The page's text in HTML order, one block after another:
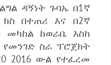
ዳኝነት ጉባኤ በ1ኛ
በተጠሪ እና በ2ኛ
መካከል ከወራቤ እስከ
የመንገድ ስራ ፐሮጀክት
2016 ውል የተፈረመ